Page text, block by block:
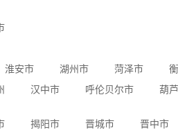
淮安市 湖州市 菏泽市
汉中市 呼伦贝尔市 葫
揭阳市 晋城市 晋中市